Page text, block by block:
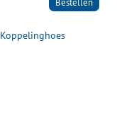
Bestellen
Koppelinghoes